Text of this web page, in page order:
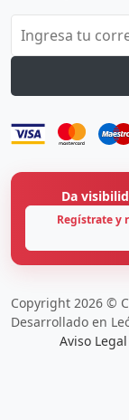
Da
Regístrate y
Copyright 2026 ©
Desarrollado en
Aviso Legal